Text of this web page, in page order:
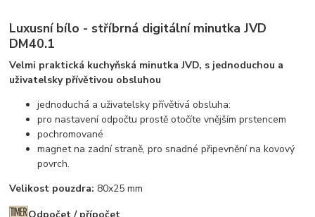
Luxusní bílo - stříbrná digitální minutka JVD
DM40.1
Velmi praktická kuchyňská minutka JVD, s jednoduchou a
uživatelsky přívětivou obsluhou
jednoduchá a uživatelsky přívětivá obsluha:
pro nastavení odpočtu prostě otočíte vnějším prstencem
pochromované
magnet na zadní straně, pro snadné připevnění na kovový
povrch.
Velikost pouzdra: 80x25 mm
Odpočet / přípočet